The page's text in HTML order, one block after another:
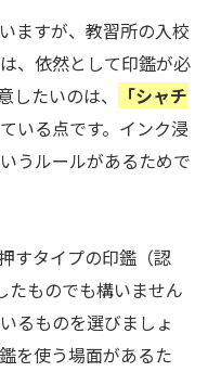
ますが、教習所の入校
、依然として印鑑が必
したいのは、
「シャチ
いる点です。インク浸
うルールがあるためで
すタイプの印鑑（認
たものでも構いません
るものを選びましょ
を使う場面があるた